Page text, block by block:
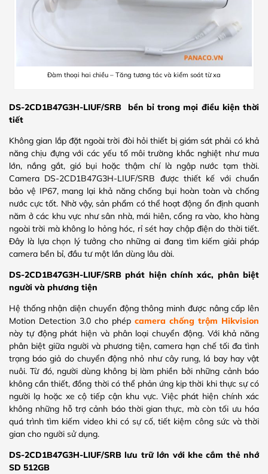
Đàm thoại hai chiều – Tăng tương tác và kiểm soát từ xa
DS-2CD1B47G3H-LIUF/SRB bền bỉ trong mọi điều kiện thời
tiết
Không gian lắp đặt ngoài trời đòi hỏi thiết bị giám sát phải có khả
năng chịu đựng với các yếu tố môi trường khắc nghiệt như mưa
lớn, nắng gắt, gió bụi hoặc thậm chí là ngập nước tạm thời.
Camera DS-2CD1B47G3H-LIUF/SRB được thiết kế với chuẩn
bảo vệ IP67, mang lại khả năng chống bụi hoàn toàn và chống
nước cực tốt. Nhờ vậy, sản phẩm có thể hoạt động ổn định quanh
năm ở các khu vực như sân nhà, mái hiên, cổng ra vào, kho hàng
ngoài trời mà không lo hỏng hóc, rỉ sét hay chập điện do thời tiết.
Đây là lựa chọn lý tưởng cho những ai đang tìm kiếm giải pháp
camera bền bỉ, đầu tư một lần dùng lâu dài.
DS-2CD1B47G3H-LIUF/SRB phát hiện chính xác, phân biệt
người và phương tiện
Hệ thống nhận diện chuyển động thông minh được nâng cấp lên
Motion Detection 3.0 cho phép camera chống trộm Hikvision
này tự động phát hiện và phân loại chuyển động. Với khả năng
phân biệt giữa người và phương tiện, camera hạn chế tối đa tình
trạng báo giả do chuyển động nhỏ như cây rung, lá bay hay vật
nuôi. Từ đó, người dùng không bị làm phiền bởi những cảnh báo
không cần thiết, đồng thời có thể phản ứng kịp thời khi thực sự có
người lạ hoặc xe cộ tiếp cận khu vực. Việc phát hiện chính xác
không những hỗ trợ cảnh báo thời gian thực, mà còn tối ưu hóa
quá trình tìm kiếm video khi có sự cố, tiết kiệm công sức và thời
gian cho người sử dụng.
DS-2CD1B47G3H-LIUF/SRB lưu trữ lớn với khe cắm thẻ nhớ
SD 512GB